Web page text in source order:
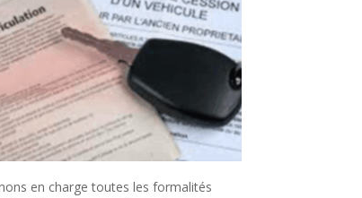
en charge toutes les formalités